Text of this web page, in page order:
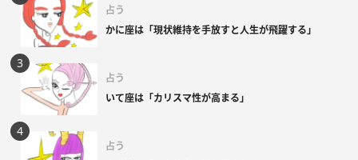
占う
かに座は「現状維持を手放すと人生が飛躍する」
占う
いて座は「カリスマ性が高まる」
占う